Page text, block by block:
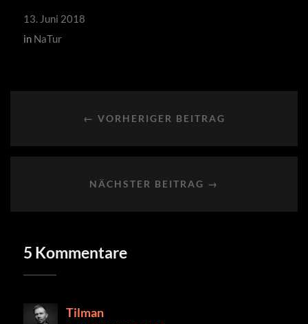
13. Juni 2018
in NaTur
← VORHERIGER BEITRAG
NÄCHSTER BEITRAG →
5 Kommentare
Tilman